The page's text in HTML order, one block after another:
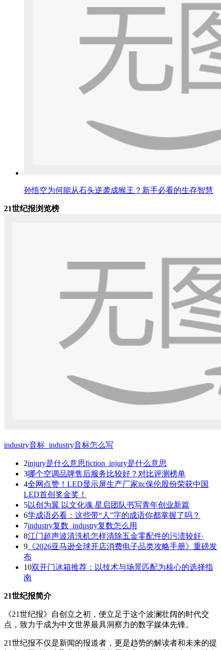
孙悟空为何能从石头逆袭成猴王？新手必看的生存智慧
21世纪报浏览榜
industry音标_industry音标怎么写
2injury是什么意思fiction_injury是什么意思
3哪个空调品牌售后服务比较好？对比评测榜单
4全网点赞！LED显示屏生产厂家itc保伦股份荣获中国
LED首创奖金奖！
5以创为翼 以文化魂 星启团队书写青年创业新篇
6学成语必看：这些带“人”字的成语你都掌握了吗？
7industry复数_industry复数怎么用
8江门超声波清洗机怎样清除五金零配件的污渍较好·
9 《2026亚马逊全球开店消费电子品类攻略手册》重磅发
布
10双开门冰箱推荐：以技术与场景匹配为核心的选择指
南
21世纪报简介
《21世纪报》自创立之初，便立足于这个波澜壮阔的时代交
点，致力于成为中文世界最具洞察力的数字媒体先锋。
21世纪报不仅是新闻的报道者，更是趋势的解读者和未来的提